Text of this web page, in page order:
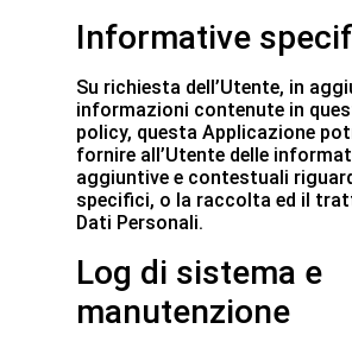
Informative
Su richiesta dell’Utente, in
informazioni contenute in
policy, questa Applicazione
fornire all’Utente delle
aggiuntive e contestuali
specifici, o la raccolta ed il
Dati Personali.
Log di sistema e
manutenzione